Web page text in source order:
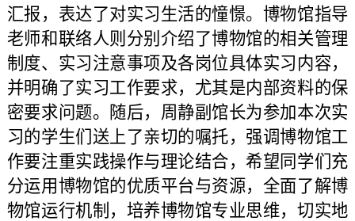
汇报，表达了对实习生活的憧憬。博物馆指导
老师和联络人则分别介绍了博物馆的相关管理
制度、实习注意事项及各岗位具体实习内容，
并明确了实习工作要求，尤其是内部资料的保
密要求问题。随后，周静副馆长为参加本次实
习的学生们送上了亲切的嘱托，强调博物馆工
作要注重实践操作与理论结合，希望同学们充
分运用博物馆的优质平台与资源，全面了解博
物馆运行机制，培养博物馆专业思维，切实地